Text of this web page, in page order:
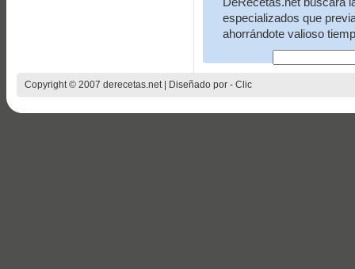
especializados que
ahorrándote valioso
Copyright © 2007 derecetas.net | Diseñado por - Clic